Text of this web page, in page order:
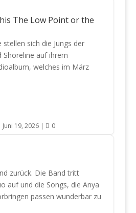
The Low Point or the
stellen sich die Jungs der
Shoreline auf ihrem
welches im März
Juni 19, 2026|  0
zurück. Die Band tritt
auf und die Songs, die Anya
passen wunderbar zu